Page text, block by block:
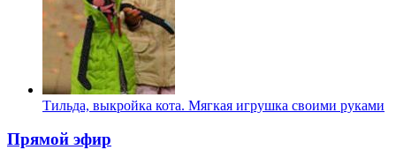
Тильда, выкройка кота. Мягкая игрушка своими руками
Прямой эфир